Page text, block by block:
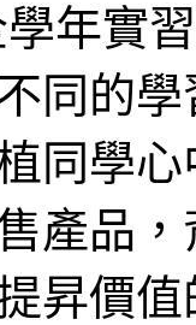
年實
同的
同學
產品
昇價